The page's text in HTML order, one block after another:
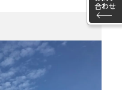
合わせ